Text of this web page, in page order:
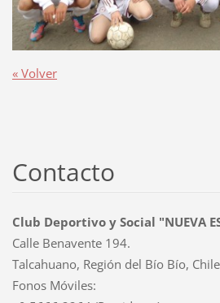
« Volver
Contacto
Club Deportivo y Social "NUEVA
Calle Benavente 194.
Talcahuano, Región del Bío Bío, Chile
Fonos Móviles: